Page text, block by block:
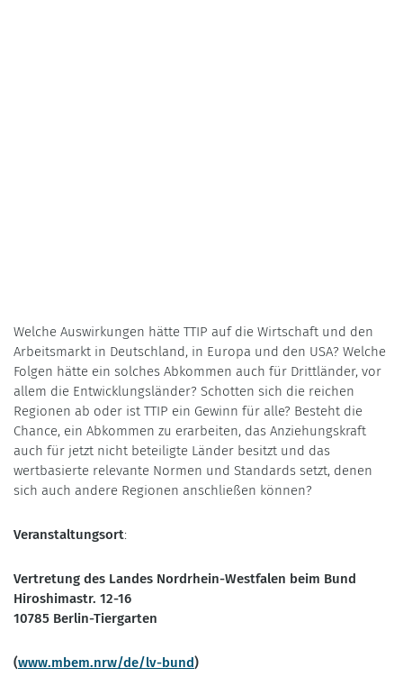
Welche Auswirkungen hätte TTIP auf die Wirtschaft und den
Arbeitsmarkt in Deutschland, in Europa und den USA? Welche
Folgen hätte ein solches Abkommen auch für Drittländer, vor
allem die Entwicklungsländer? Schotten sich die reichen
Regionen ab oder ist TTIP ein Gewinn für alle? Besteht die
Chance, ein Abkommen zu erarbeiten, das Anziehungskraft
auch für jetzt nicht beteiligte Länder besitzt und das
wertbasierte relevante Normen und Standards setzt, denen
sich auch andere Regionen anschließen können?
Veranstaltungsort:
Vertretung des Landes Nordrhein-Westfalen beim Bund
Hiroshimastr. 12-16
10785 Berlin-Tiergarten
(www.mbem.nrw/de/lv-bund)